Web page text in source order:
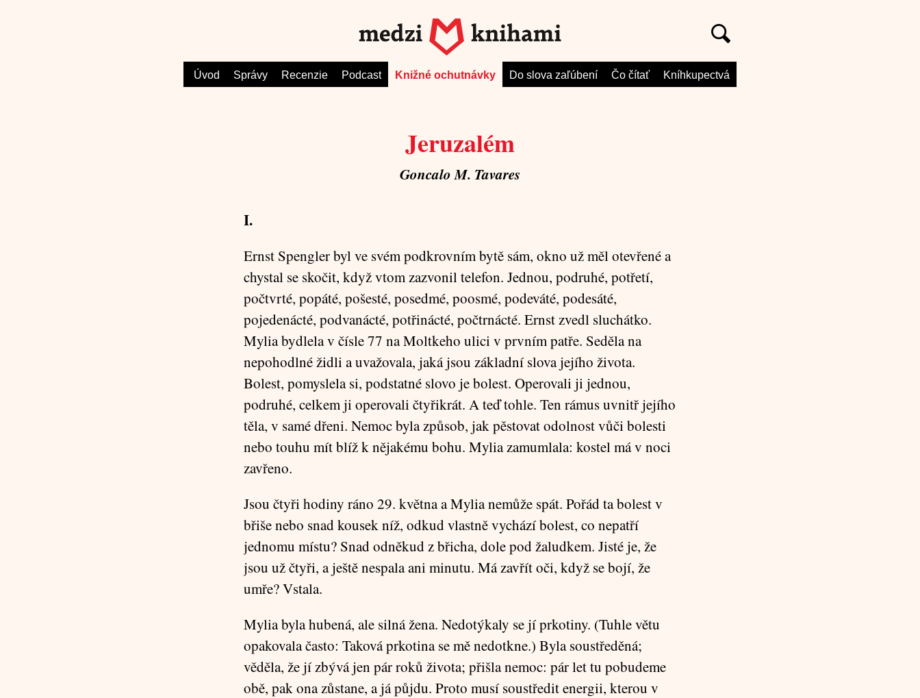
Úvod Správy Recenzie Podcast Knižné ochutnávky Do slova zaľúbení Čo čítať Kníhkupectvá
Jeruzalém
Goncalo M. Tavares
I.
Ernst Spengler byl ve svém podkrovním bytě sám, okno už měl otevřené a
chystal se skočit, když vtom zazvonil telefon. Jednou, podruhé, potřetí,
počtvrté, popáté, pošesté, posedmé, poosmé, podeváté, podesáté,
pojedenácté, podvanácté, potřinácté, počtrnácté. Ernst zvedl sluchátko.
Mylia bydlela v čísle 77 na Moltkeho ulici v prvním patře. Seděla na
nepohodlné židli a uvažovala, jaká jsou základní slova jejího života.
Bolest, pomyslela si, podstatné slovo je bolest. Operovali ji jednou,
podruhé, celkem ji operovali čtyřikrát. A teď tohle. Ten rámus uvnitř jejího
těla, v samé dřeni. Nemoc byla způsob, jak pěstovat odolnost vůči bolesti
nebo touhu mít blíž k nějakému bohu. Mylia zamumlala: kostel má v noci
zavřeno.
Jsou čtyři hodiny ráno 29. května a Mylia nemůže spát. Pořád ta bolest v
břiše nebo snad kousek níž, odkud vlastně vychází bolest, co nepatří
jednomu místu? Snad odněkud z břicha, dole pod žaludkem. Jisté je, že
jsou už čtyři, a ještě nespala ani minutu. Má zavřít oči, když se bojí, že
umře? Vstala.
Mylia byla hubená, ale silná žena. Nedotýkaly se jí prkotiny. (Tuhle větu
opakovala často: Taková prkotina se mě nedotkne.) Byla soustředěná;
věděla, že jí zbývá jen pár roků života; přišla nemoc: pár let tu pobudeme
obě, pak ona zůstane, a já půjdu. Proto musí soustředit energii, kterou v